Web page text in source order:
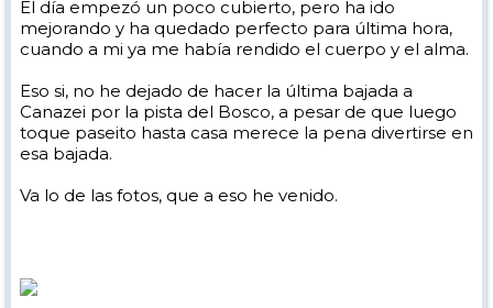
El día empezó un poco cubierto, pero ha ido
mejorando y ha quedado perfecto para última hora,
cuando a mi ya me había rendido el cuerpo y el alma.
Eso si, no he dejado de hacer la última bajada a
Canazei por la pista del Bosco, a pesar de que luego
toque paseito hasta casa merece la pena divertirse en
esa bajada.
Va lo de las fotos, que a eso he venido.